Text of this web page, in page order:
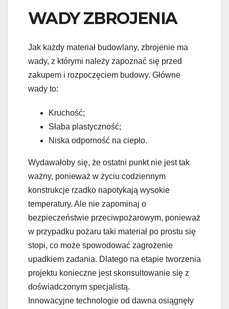
WADY ZBROJENIA
Jak każdy materiał budowlany, zbrojenie ma
wady, z którymi należy zapoznać się przed
zakupem i rozpoczęciem budowy. Główne
wady to:
Kruchość;
Słaba plastyczność;
Niska odporność na ciepło.
Wydawałoby się, że ostatni punkt nie jest tak
ważny, ponieważ w życiu codziennym
konstrukcje rzadko napotykają wysokie
temperatury. Ale nie zapominaj o
bezpieczeństwie przeciwpożarowym, ponieważ
w przypadku pożaru taki materiał po prostu się
stopi, co może spowodować zagrożenie
upadkiem zadania. Dlatego na etapie tworzenia
projektu konieczne jest skonsultowanie się z
doświadczonym specjalistą.
Innowacyjne technologie od dawna osiągnęły